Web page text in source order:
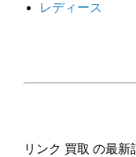
レディース
リンク 買取 の最新